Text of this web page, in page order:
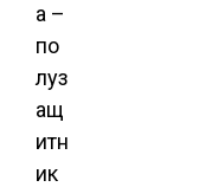
а –
по
луз
ащ
итн
ик